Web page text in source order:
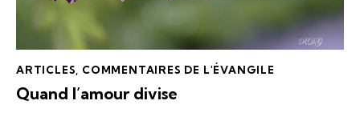
ARTICLES COMMENTAIRES DE L'ÉVANGILE
Quand l’amour divise